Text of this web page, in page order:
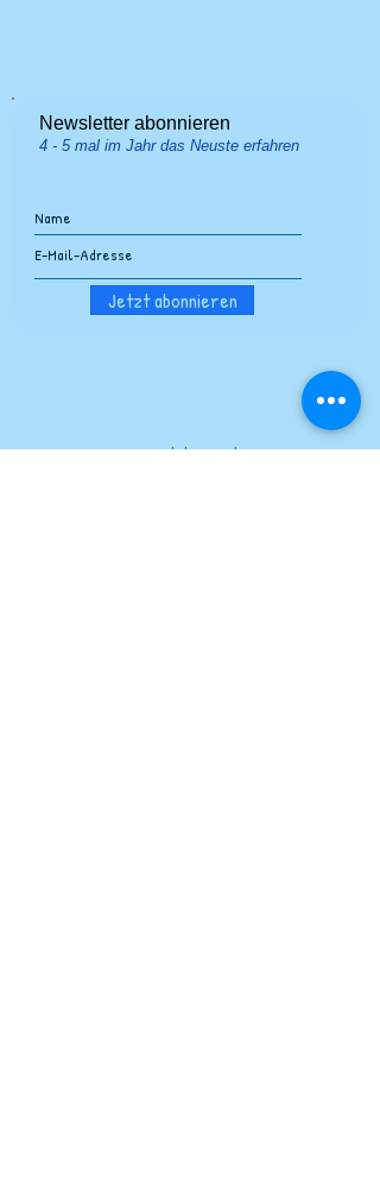
Newsletter abonnieren
4 - 5 mal im Jahr das Neuste erfahren
Jetzt abonnieren
momo-erlebnisse.ch